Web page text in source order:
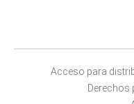
Acceso para
Derechos